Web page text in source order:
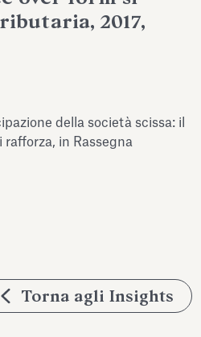
2017,
della società scissa: il
in Rassegna
Torna agli Insights